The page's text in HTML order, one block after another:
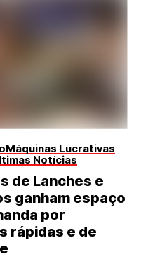
Máquinas Lucrativas
Notícias
de Lanches e
ganham espaço
por
rápidas e de